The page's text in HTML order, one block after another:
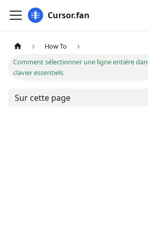
Cursor.fan
How To
Comment sélectionner une ligne entière
clavier essentiels
Sur cette page